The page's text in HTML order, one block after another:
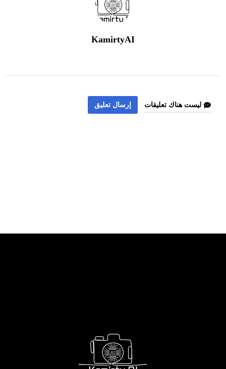
KamirtyAI
ليست هناك تعليقات إرسال تعليق